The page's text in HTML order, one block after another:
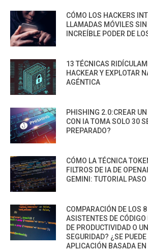
CÓMO LOS HACKERS
LLAMADAS MÓVILES SIN
INCREÍBLE PODER DE
13 TÉCNICAS
HACKEAR Y EXPLOTAR
AGÉNTICA
PHISHING 2.0:CREAR
CON IA TOMA SOLO 30
PREPARADO?
CÓMO LA TÉCNICA
FILTROS DE IA DE
GEMINI: TUTORIAL PASO
COMPARACIÓN DE LOS
ASISTENTES DE
DE PRODUCTIVIDAD O
SEGURIDAD? ¿SE
APLICACIÓN BASADA EN